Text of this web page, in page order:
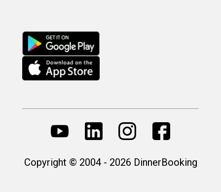
Copyright © 2004 - 2026 DinnerBooking